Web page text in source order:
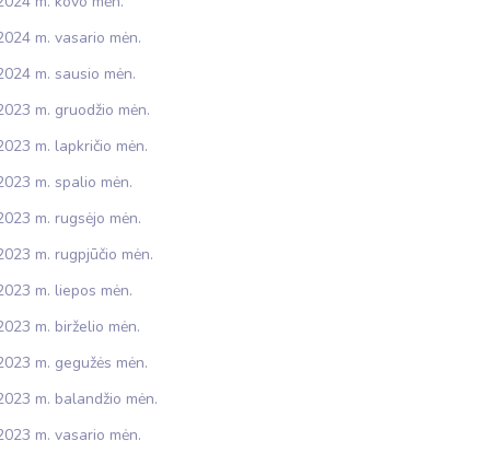
m. vasario mėn.
m. sausio mėn.
m. gruodžio mėn.
m. lapkričio mėn.
m. spalio mėn.
m. rugsėjo mėn.
m. rugpjūčio mėn.
m. liepos mėn.
m. birželio mėn.
m. gegužės mėn.
m. balandžio mėn.
m. vasario mėn.